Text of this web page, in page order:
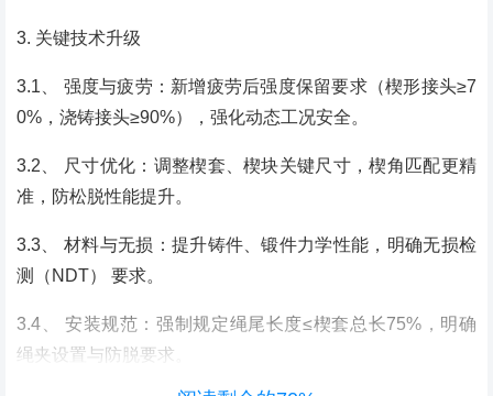
3. 关键技术升级
3.1、 强度与疲劳：新增疲劳后强度保留要求（楔形接头≥7
0%，浇铸接头≥90%），强化动态工况安全。
3.2、 尺寸优化：调整楔套、楔块关键尺寸，楔角匹配更精
准，防松脱性能提升。
3.3、 材料与无损：提升铸件、锻件力学性能，明确无损检
测（NDT） 要求。
3.4、 安装规范：强制规定绳尾长度≤楔套总长75%，明确
绳夹设置与防脱要求。